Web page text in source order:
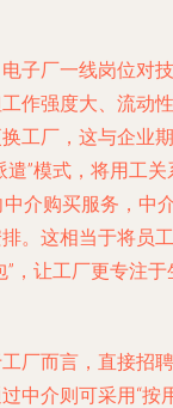
子厂一线岗位对技
作强度大、流动性
工厂，这与企业期
”模式，将用工关
介购买服务，中
。这相当于将员工
，让工厂更专注于
厂而言，直接招聘
中介则可采用“按